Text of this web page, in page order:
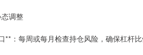
调整
**：每周或每月检查持仓风险，确保杠杆比